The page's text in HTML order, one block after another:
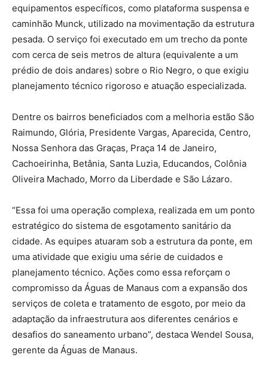
equipamentos específicos, como plataforma suspensa e
caminhão Munck, utilizado na movimentação da estrutura
pesada. O serviço foi executado em um trecho da ponte
com cerca de seis metros de altura (equivalente a um
prédio de dois andares) sobre o Rio Negro, o que exigiu
planejamento técnico rigoroso e atuação especializada.
Dentre os bairros beneficiados com a melhoria estão São
Raimundo, Glória, Presidente Vargas, Aparecida, Centro,
Nossa Senhora das Graças, Praça 14 de Janeiro,
Cachoeirinha, Betânia, Santa Luzia, Educandos, Colônia
Oliveira Machado, Morro da Liberdade e São Lázaro.
“Essa foi uma operação complexa, realizada em um ponto
estratégico do sistema de esgotamento sanitário da
cidade. As equipes atuaram sob a estrutura da ponte, em
uma atividade que exigiu uma série de cuidados e
planejamento técnico. Ações como essa reforçam o
compromisso da Águas de Manaus com a expansão dos
serviços de coleta e tratamento de esgoto, por meio da
adaptação da infraestrutura aos diferentes cenários e
desafios do saneamento urbano”, destaca Wendel Sousa,
gerente da Águas de Manaus.